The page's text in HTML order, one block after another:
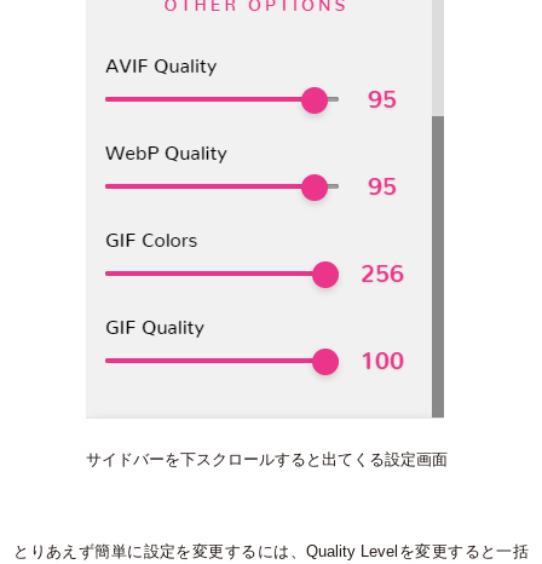
サイドバーを下スクロールすると出てくる設定画面
とりあえず簡単に設定を変更するには、Quality Levelを変更すると一括